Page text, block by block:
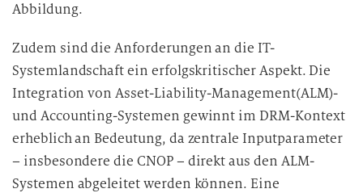
Abbildung.
Zudem sind die Anforderungen an die IT-
Systemlandschaft ein erfolgskritischer Aspekt. Die
Integration von Asset-Liability-Management(ALM)-
und Accounting-Systemen gewinnt im DRM-Kontext
erheblich an Bedeutung, da zentrale Inputparameter
– insbesondere die CNOP – direkt aus den ALM-
Systemen abgeleitet werden können. Eine